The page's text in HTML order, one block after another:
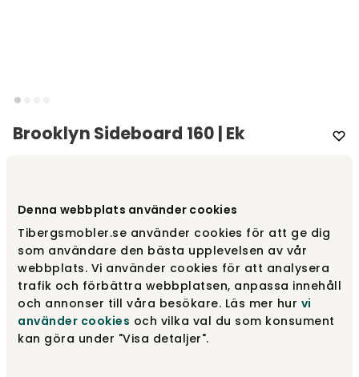
Denna webbplats använder cookies
Tibergsmobler.se använder cookies för att ge dig
som användare den bästa upplevelsen av vår
webbplats. Vi använder cookies för att analysera
trafik och förbättra webbplatsen, anpassa innehåll
och annonser till våra besökare. Läs mer hur vi
använder cookies och vilka val du som konsument
kan göra under "Visa detaljer".
Brooklyn Sideboard 160 | Ek
Välj färgEk
Ek
Vitpigmenterad ek 15 995 kr